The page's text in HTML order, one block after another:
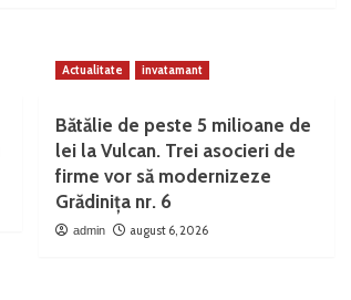
Actualitate invatamant
Bătălie de peste 5 milioane de
lei la Vulcan. Trei asocieri de
firme vor să modernizeze
Grădinița nr. 6
admin august 6, 2026